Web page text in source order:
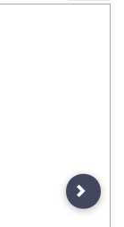
Next